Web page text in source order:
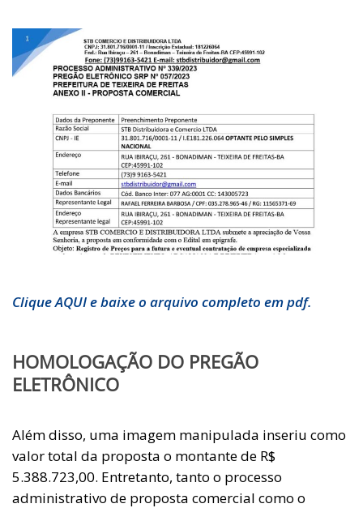
Clique AQUI e baixe o arquivo completo em pdf.
HOMOLOGAÇÃO DO PREGÃO
ELETRÔNICO
Além disso, uma imagem manipulada inseriu como
valor total da proposta o montante de R$
5.388.723,00. Entretanto, tanto o processo
administrativo de proposta comercial como o